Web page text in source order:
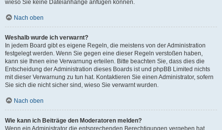
wieso Sie keine Dateianhänge anfügen können.
Nach oben
Weshalb wurde ich verwarnt?
In jedem Board gibt es eigene Regeln, die meistens von der Administration
festgelegt werden. Wenn Sie gegen eine dieser Regeln verstoßen haben,
kann sie Ihnen eine Verwarnung erteilen. Bitte beachten Sie, dass dies die
Entscheidung der Administration dieses Boards ist und phpBB Limited nichts
mit dieser Verwarnung zu tun hat. Kontaktieren Sie einen Administrator, sofern
Sie sich die nicht sicher sind, wieso Sie verwarnt wurden.
Nach oben
Wie kann ich Beiträge den Moderatoren melden?
Wenn ein Administrator die entsprechenden Berechtigungen vergeben hat,